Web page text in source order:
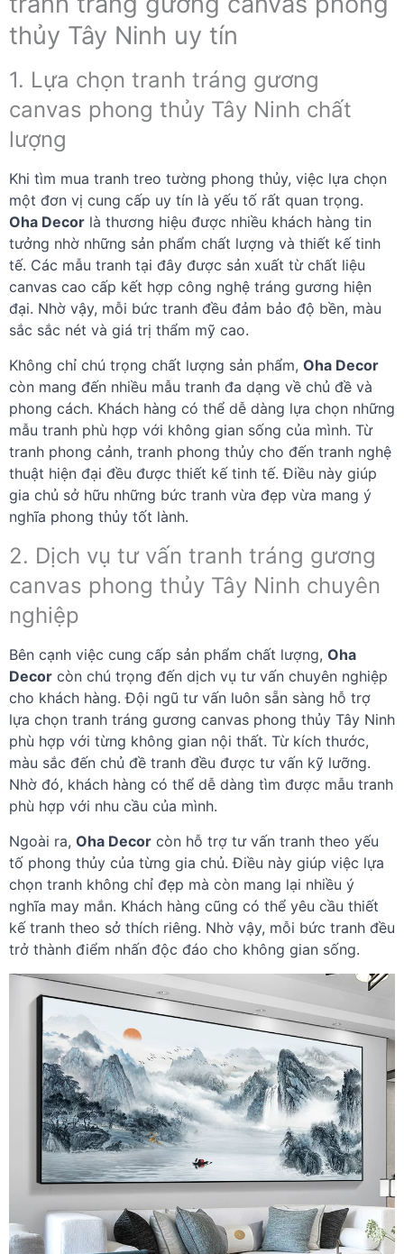
thủy Tây Ninh uy tín
1. Lựa chọn tranh tráng gương
canvas phong thủy Tây Ninh chất
lượng
Khi tìm mua tranh treo tường phong thủy, việc lựa chọn
một đơn vị cung cấp uy tín là yếu tố rất quan trọng.
Oha Decor là thương hiệu được nhiều khách hàng tin
tưởng nhờ những sản phẩm chất lượng và thiết kế tinh
tế. Các mẫu tranh tại đây được sản xuất từ chất liệu
canvas cao cấp kết hợp công nghệ tráng gương hiện
đại. Nhờ vậy, mỗi bức tranh đều đảm bảo độ bền, màu
sắc sắc nét và giá trị thẩm mỹ cao.
Không chỉ chú trọng chất lượng sản phẩm, Oha Decor
còn mang đến nhiều mẫu tranh đa dạng về chủ đề và
phong cách. Khách hàng có thể dễ dàng lựa chọn những
mẫu tranh phù hợp với không gian sống của mình. Từ
tranh phong cảnh, tranh phong thủy cho đến tranh nghệ
thuật hiện đại đều được thiết kế tinh tế. Điều này giúp
gia chủ sở hữu những bức tranh vừa đẹp vừa mang ý
nghĩa phong thủy tốt lành.
2. Dịch vụ tư vấn tranh tráng gương
canvas phong thủy Tây Ninh chuyên
nghiệp
Bên cạnh việc cung cấp sản phẩm chất lượng, Oha
Decor còn chú trọng đến dịch vụ tư vấn chuyên nghiệp
cho khách hàng. Đội ngũ tư vấn luôn sẵn sàng hỗ trợ
lựa chọn tranh tráng gương canvas phong thủy Tây Ninh
phù hợp với từng không gian nội thất. Từ kích thước,
màu sắc đến chủ đề tranh đều được tư vấn kỹ lưỡng.
Nhờ đó, khách hàng có thể dễ dàng tìm được mẫu tranh
phù hợp với nhu cầu của mình.
Ngoài ra, Oha Decor còn hỗ trợ tư vấn tranh theo yếu
tố phong thủy của từng gia chủ. Điều này giúp việc lựa
chọn tranh không chỉ đẹp mà còn mang lại nhiều ý
nghĩa may mắn. Khách hàng cũng có thể yêu cầu thiết
kế tranh theo sở thích riêng. Nhờ vậy, mỗi bức tranh đều
trở thành điểm nhấn độc đáo cho không gian sống.